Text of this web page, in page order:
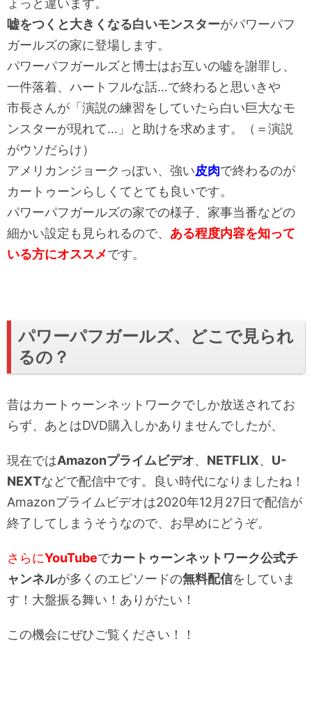
嘘をつくと大きくなる白いモンスターがパワーパフ
ガールズの家に登場します。
パワーパフガールズと博士はお互いの嘘を謝罪し、
一件落着、ハートフルな話…で終わると思いきや
市長さんが「演説の練習をしていたら白い巨大なモ
ンスターが現れて…」と助けを求めます。（＝演説
がウソだらけ）
アメリカンジョークっぽい、強い皮肉で終わるのが
カートゥーンらしくてとても良いです。
パワーパフガールズの家での様子、家事当番などの
細かい設定も見られるので、 ある程度内容を知って
いる方にオススメです。
パワーパフガールズ、どこで見られ
るの？
昔はカートゥーンネットワークでしか放送されてお
らず、あとはDVD購入しかありませんでしたが、
現在ではAmazonプライムビデオ、 NETFLIX、 U-
NEXTなどで配信中です。良い時代になりましたね！
Amazonプライムビデオは2020年12月27日で配信が
終了してしまうそうなので、お早めにどうぞ。
さらにYouTubeでカートゥーンネットワーク公式チ
ャンネルが多くのエピソードの無料配信をしていま
す！大盤振る舞い！ありがたい！
この機会にぜひご覧ください！！